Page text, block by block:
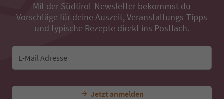
Mit der Südtirol-Newsletter bekommst du
Vorschläge für deine Auszeit, Veranstaltungs-Tipps
und typische Rezepte direkt ins Postfach.
E-Mail Adresse
Jetzt anmelden